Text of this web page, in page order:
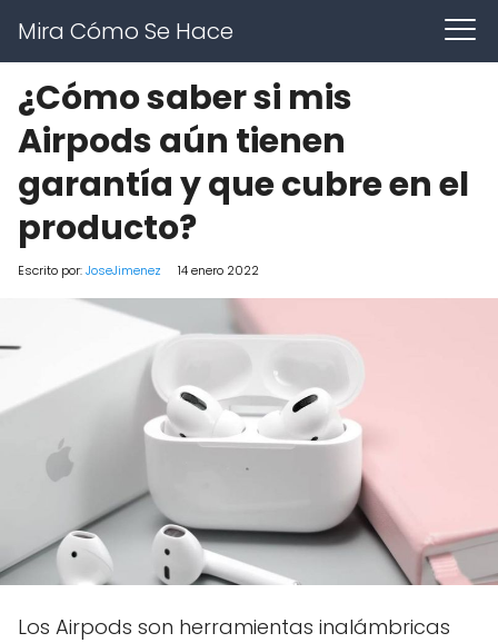
Mira Cómo Se Hace
¿Cómo saber si mis
Airpods aún tienen
garantía y que cubre en el
producto?
Escrito por:JoseJimenez 14 enero 2022
Los Airpods son herramientas inalámbricas